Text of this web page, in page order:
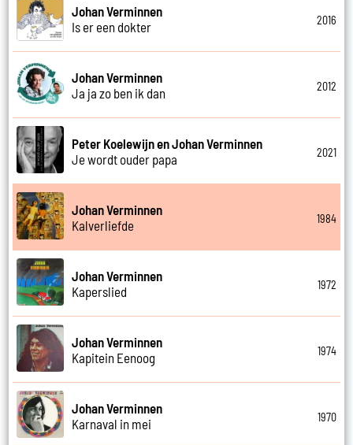
Johan Verminnen
Is er een dokter
2016
Johan Verminnen
Ja ja zo ben ik dan
2012
Peter Koelewijn en Johan Verminnen
Je wordt ouder papa
2021
Johan Verminnen
Kalverliefde
1984
Johan Verminnen
Kaperslied
1972
Johan Verminnen
Kapitein Eenoog
1974
Johan Verminnen
Karnaval in mei
1970